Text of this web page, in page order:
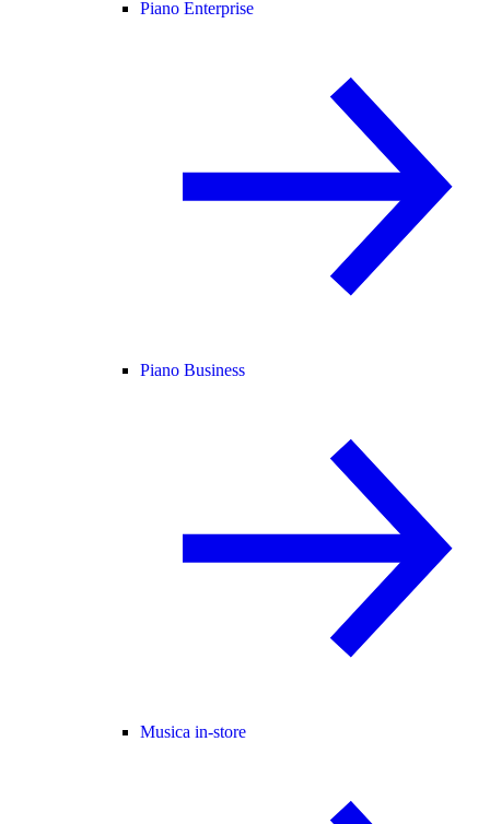
Piano Enterprise
Piano Business
Musica in-store